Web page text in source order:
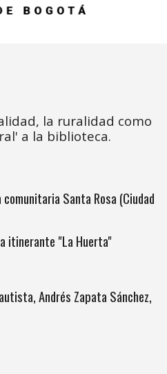
la ruralidad como
a la biblioteca.
Santa Rosa (Ciudad
itinerante "La Huerta"
Andrés Zapata Sánchez,